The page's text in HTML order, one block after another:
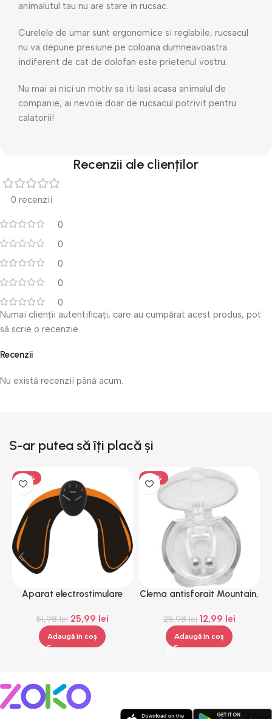
animalutul tau nu are stare in rucsac.
Curelele de umar sunt ergonomice si reglabile, rucsacul
nu va depune presiune pe coloana dumneavoastra
indiferent de cat de dolofan este prietenul vostru.
Nu mai ai nici un motiv sa iti lasi acasa animalul de
companie, ai nevoie doar de rucsacul potrivit pentru
calatorii!
Recenzii ale clienților
0 recenzii
0
0
0
0
0
Recenzii
Nu există recenzii până acum.
Numai clienții autentificați, care au cumpărat acest produs, pot
să scrie o recenzie.
S-ar putea să îți placă și
-50%
Aparat electrostimulare
nivele, negru, portocaliu,
Gonga®
51,98lei 25,99 lei
Adaugă în coș
-50%
Clema antisforait Mountain,
25,98lei 12,99 lei
Adaugă în coș